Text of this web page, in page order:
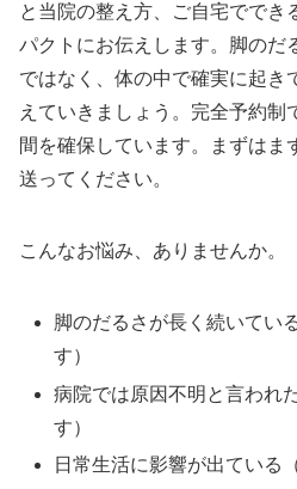
と当院の整え方、ご自宅ででき
パクトにお伝えします。脚のだ
ではなく、体の中で確実に起き
えていきましょう。完全予約制
間を確保しています。まずはま
送ってください。
こんなお悩み、ありませんか。
脚のだるさが長く続いてい
す）
病院では原因不明と言われ
す）
日常生活に影響が出ている